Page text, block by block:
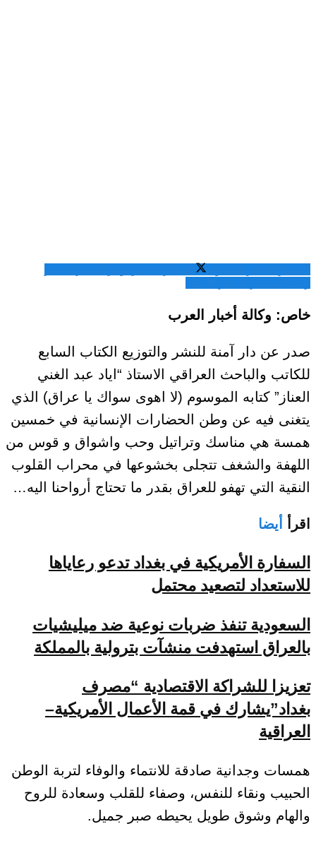
خاص: وكالة أخبار العرب
صدر عن دار آمنة للنشر والتوزيع الكتاب السابع
للكاتب والباحث العراقي الاستاذ “اياد عبد الغني
العناز” كتابه الموسوم (لا اهوى سواك يا عراق) الذي
يتغنى فيه عن وطن الحضارات الإنسانية في خمسين
همسة هي مناسك وتراتيل وحب واشواق و قوس من
اللهفة والشغف تتجلى بخشوعها في محراب القلوب
النقية التي تهفو للعراق بقدر ما تحتاج أرواحنا اليه…
اقرأ أيضا
السفارة الأمريكية في بغداد تدعو رعاياها
للاستعداد لتصعيد محتمل
السعودية تنفذ ضربات نوعية ضد ميليشيات
بالعراق استهدفت منشآت بترولية بالمملكة
تعزيزا للشراكة الاقتصادية “مصرف
بغداد”يشارك في قمة الأعمال الأمريكية–
العراقية
همسات وجدانية صادقة للانتماء والوفاء لتربة الوطن
الحبيب ونقاء للنفس، وصفاء للقلب وسعادة للروح
والهام وشوق طويل يحيطه صبر جميل.